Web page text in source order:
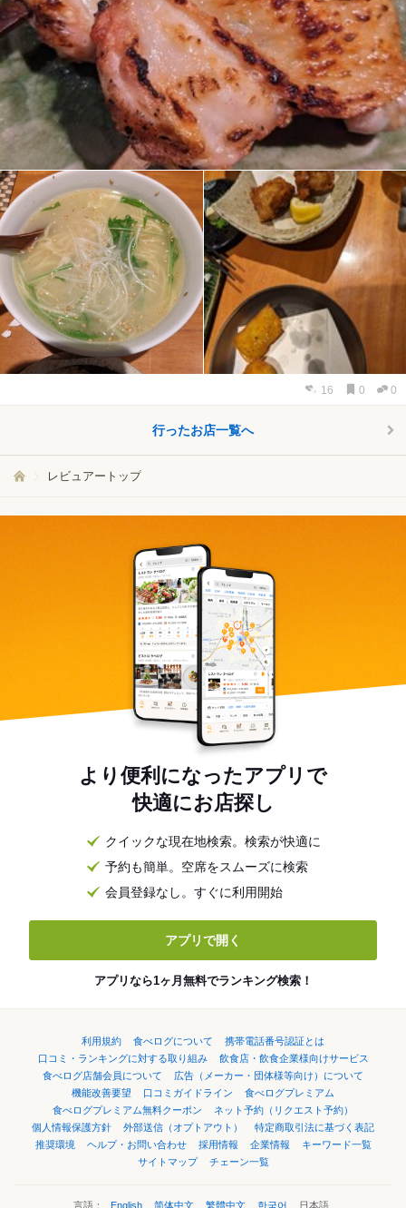
16 0 0
行ったお店一覧へ
レビュアートップ
より便利になったアプリで
快適にお店探し
クイックな現在地検索。検索が快適に
予約も簡単。空席をスムーズに検索
会員登録なし。すぐに利用開始
アプリで開く
アプリなら1ヶ月無料でランキング検索！
利用規約 食べログについて
携帯電話番号認証とは
口コミ・ランキングに対する取り組み
飲食店・飲食企業様向けサービス
食べログ店舗会員について
広告（メーカー・団体様等向け）について
機能改善要望
口コミガイドライン
食べログプレミアム
食べログプレミアム無料クーポン
ネット予約（リクエスト予約）
個人情報保護方針
外部送信（オプトアウト）
特定商取引法に基づく表記
推奨環境
ヘルプ・お問い合わせ 採用情報 企業情報
キーワード一覧
サイトマップ
チェーン一覧
言語： English 简体中文 繁體中文 한국어 日本語